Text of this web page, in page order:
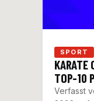
SPORT
KARATE
TOP-10
Verfasst